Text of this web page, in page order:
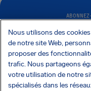
Recevez des
dans
Nous utilisons des
de notre site Web,
proposer des
trafic. Nous partageons
votre utilisation de notre
spécialisés dans les